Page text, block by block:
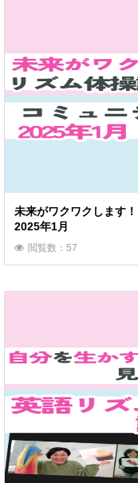
未来がワクワクします
2025年1月
閲覧数：57